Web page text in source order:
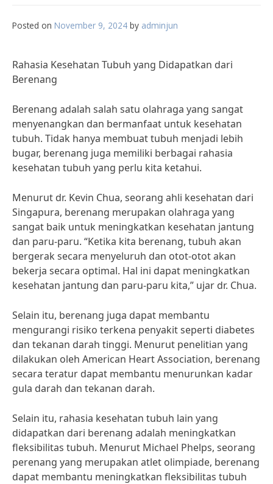
Posted on November 9, 2024 by adminjun
Rahasia Kesehatan Tubuh yang Didapatkan dari
Berenang
Berenang adalah salah satu olahraga yang sangat
menyenangkan dan bermanfaat untuk kesehatan
tubuh. Tidak hanya membuat tubuh menjadi lebih
bugar, berenang juga memiliki berbagai rahasia
kesehatan tubuh yang perlu kita ketahui.
Menurut dr. Kevin Chua, seorang ahli kesehatan dari
Singapura, berenang merupakan olahraga yang
sangat baik untuk meningkatkan kesehatan jantung
dan paru-paru. “Ketika kita berenang, tubuh akan
bergerak secara menyeluruh dan otot-otot akan
bekerja secara optimal. Hal ini dapat meningkatkan
kesehatan jantung dan paru-paru kita,” ujar dr. Chua.
Selain itu, berenang juga dapat membantu
mengurangi risiko terkena penyakit seperti diabetes
dan tekanan darah tinggi. Menurut penelitian yang
dilakukan oleh American Heart Association, berenang
secara teratur dapat membantu menurunkan kadar
gula darah dan tekanan darah.
Selain itu, rahasia kesehatan tubuh lain yang
didapatkan dari berenang adalah meningkatkan
fleksibilitas tubuh. Menurut Michael Phelps, seorang
perenang yang merupakan atlet olimpiade, berenang
dapat membantu meningkatkan fleksibilitas tubuh